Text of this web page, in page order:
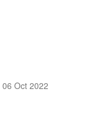
06 Oct 2022